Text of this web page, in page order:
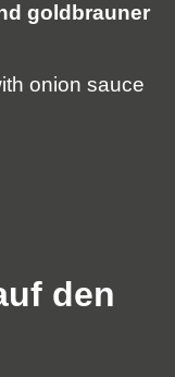
goldbrauner
onion sauce
den